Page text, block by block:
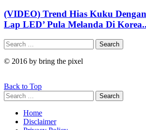
(VIDEO) Trend Hias Kuku
Lap LED’ Pula Melanda Di Korea..
Search
for:
Search
© 2016 by bring the pixel
Back to Top
Search
for:
Search
Home
Disclaimer